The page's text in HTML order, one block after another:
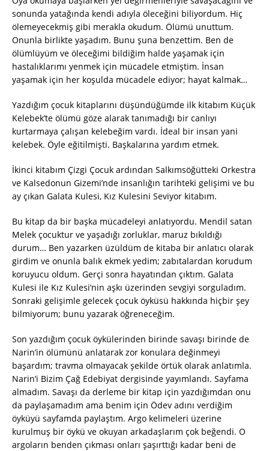
sonunda yatağında kendi adıyla öleceğini biliyordum. Hiç
ölemeyecekmiş gibi merakla okudum. Ölümü unuttum.
Onunla birlikte yaşadım. Bunu şuna benzettim. Ben de
ölümlüyüm ve öleceğimi bildiğim halde yaşamak için
hastalıklarımı yenmek için mücadele etmiştim. İnsan
yaşamak için her koşulda mücadele ediyor; hayat kalmak…
Yazdığım çocuk kitaplarını düşündüğümde ilk kitabım Küçük
Kelebek’te ölümü göze alarak tanımadığı bir canlıyı
kurtarmaya çalışan kelebeğim vardı. İdeal bir insan yani
kelebek. Öyle eğitilmişti. Başkalarına yardım etmek.
İkinci kitabım Çizgi Çocuk ardından Salkımsöğütteki Orkestra
ve Kalsedonun Gizemi’nde insanlığın tarihteki gelişimi ve bu
ay çıkan Galata Kulesi, Kız Kulesini Seviyor kitabım.
Bu kitap da bir başka mücadeleyi anlatıyordu. Mendil satan
Melek çocuktur ve yaşadığı zorluklar, maruz bıkıldığı
durum… Ben yazarken üzüldüm de kitaba bir anlatıcı olarak
girdim ve onunla balık ekmek yedim; zabıtalardan korudum
koruyucu oldum. Gerçi sonra hayatından çıktım. Galata
Kulesi ile Kız Kulesi’nin aşkı üzerinden sevgiyi sorguladım.
Sonraki gelişimle gelecek çocuk öyküsü hakkında hiçbir şey
bilmiyorum; bunu yazarak öğreneceğim.
Son yazdığım çocuk öykülerinden birinde savaşı birinde de
Narin’in ölümünü anlatarak zor konulara değinmeyi
başardım; travma olmayacak şekilde örtük olarak anlatımla.
Narin’i Bizim Çağ Edebiyat dergisinde yayımlandı. Sayfama
almadım. Savaşı da derleme bir kitap için yazdığımdan onu
da paylaşamadım ama benim için Ödev adını verdiğim
öyküyü sayfamda paylaştım. Argo kelimeleri üzerine
kurulmuş bir öykü ve okuyan arkadaşlarım çok beğendi. O
argoların benden çıkması onları şaşırttığı kadar beni de